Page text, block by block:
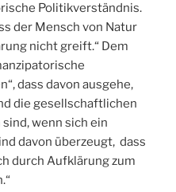
Politikverständnis.
der Mensch von Natur
nicht greift.“ Dem
dass davon ausgehe,
die gesellschaftlichen
wenn sich ein
davon überzeugt, dass
durch Aufklärung zum